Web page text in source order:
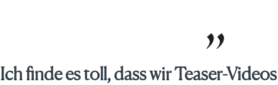
Ich finde es toll, dass wir Teaser-